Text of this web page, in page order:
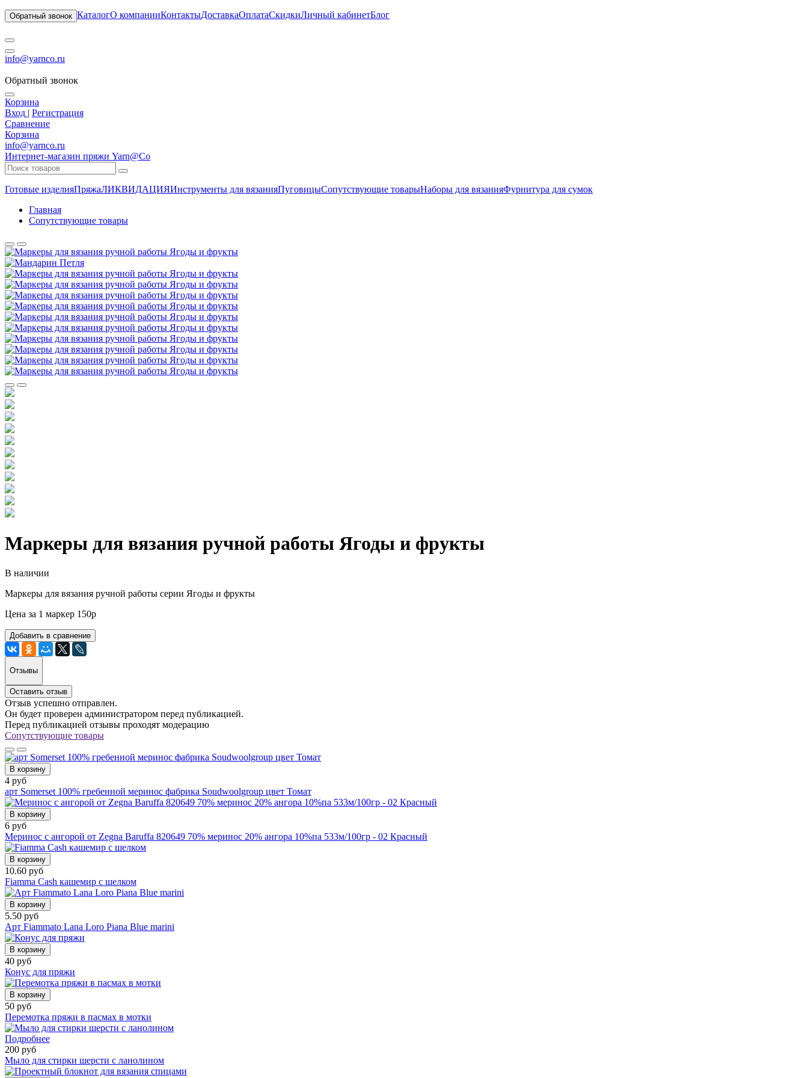
Обратный звонок КаталогО компанииКонтактыДоставкаОплатаСкидкиЛичный кабинетБлог
info@yarnco.ru
Обратный звонок
Корзина
Вход | Регистрация
Сравнение
Корзина
info@yarnco.ru
Интернет-магазин пряжи Yarn@Co
Готовые изделияПряжаЛИКВИДАЦИЯИнструменты для вязанияПуговицыСопутствующие товарыНаборы для вязанияФурнитура для сумок
Главная
Сопутствующие товары
Маркеры для вязания ручной работы Ягоды и фрукты
В наличии
Маркеры для вязания ручной работы серии Ягоды и фрукты
Цена за 1 маркер 150р
Добавить в сравнение
Отзывы
Оставить отзыв
Отзыв успешно отправлен.
Он будет проверен администратором перед публикацией.
Перед публикацией отзывы проходят модерацию
Сопутствующие товары
В корзину
4 руб
арт Somerset 100% гребенной меринос фабрика Soudwoolgroup цвет Томат
В корзину
6 руб
Меринос с ангорой от Zegna Baruffa 820649 70% меринос 20% ангора 10%па 533м/100гр - 02 Красный
В корзину
10.60 руб
Fiamma Cash кашемир с шелком
В корзину
5.50 руб
Арт Fiammato Lana Loro Piana Blue marini
В корзину
40 руб
Конус для пряжи
В корзину
50 руб
Перемотка пряжи в пасмах в мотки
Подробнее
200 руб
Мыло для стирки шерсти с ланолином